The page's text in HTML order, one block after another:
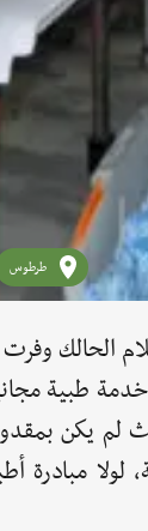
طرطوس
الحالك وفرت
طبية
لم يكن
مبادرة